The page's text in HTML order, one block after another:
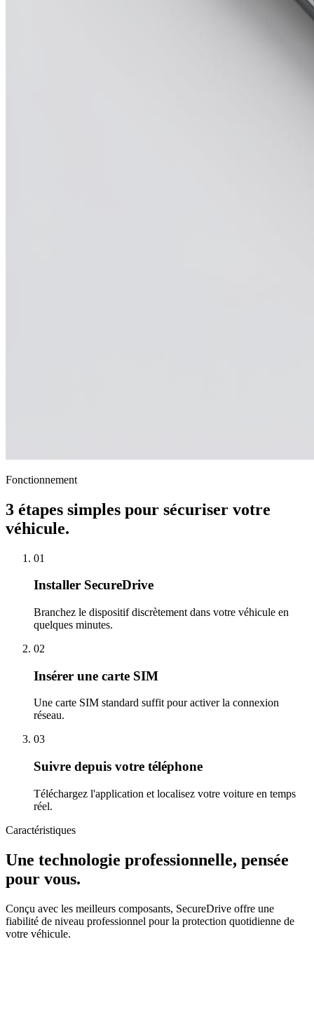
Fonctionnement
3 étapes simples pour sécuriser votre
véhicule.
01
Installer SecureDrive
Branchez le dispositif discrètement dans votre véhicule en
quelques minutes.
02
Insérer une carte SIM
Une carte SIM standard suffit pour activer la connexion
réseau.
03
Suivre depuis votre téléphone
Téléchargez l'application et localisez votre voiture en temps
réel.
Caractéristiques
Une technologie professionnelle, pensée
pour vous.
Conçu avec les meilleurs composants, SecureDrive offre une
fiabilité de niveau professionnel pour la protection quotidienne de
votre véhicule.